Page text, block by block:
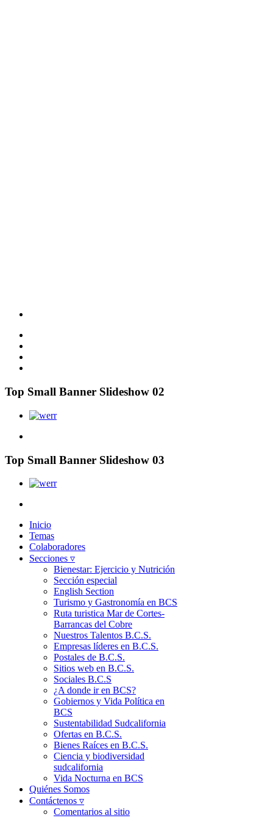
Top Small Banner Slideshow 02
Top Small Banner Slideshow 03
Inicio
Temas
Colaboradores
Secciones ▿
Bienestar: Ejercicio y Nutrición
Sección especial
English Section
Turismo y Gastronomía en BCS
Ruta turistica Mar de Cortes-
Barrancas del Cobre
Nuestros Talentos B.C.S.
Empresas líderes en B.C.S.
Postales de B.C.S.
Sitios web en B.C.S.
Sociales B.C.S
¿A donde ir en BCS?
Gobiernos y Vida Política en
BCS
Sustentabilidad Sudcalifornia
Ofertas en B.C.S.
Bienes Raíces en B.C.S.
Ciencia y biodiversidad
sudcalifornia
Vida Nocturna en BCS
Quiénes Somos
Contáctenos ▿
Comentarios al sitio